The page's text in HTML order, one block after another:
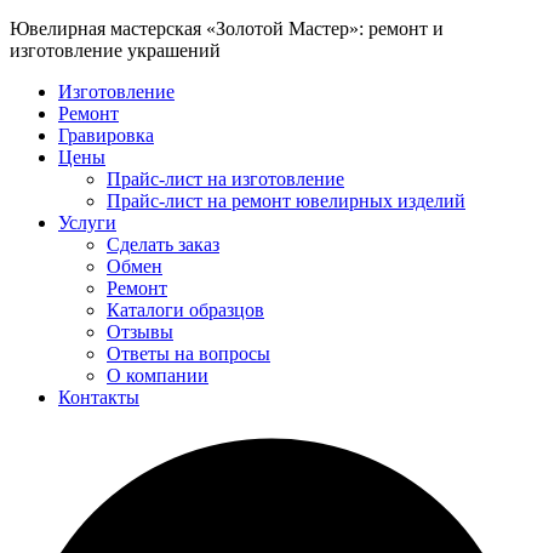
Ювелирная мастерская «Золотой Мастер»: ремонт и
изготовление украшений
Изготовление
Ремонт
Гравировка
Цены
Прайс-лист на изготовление
Прайс-лист на ремонт ювелирных изделий
Услуги
Сделать заказ
Обмен
Ремонт
Каталоги образцов
Отзывы
Ответы на вопросы
О компании
Контакты